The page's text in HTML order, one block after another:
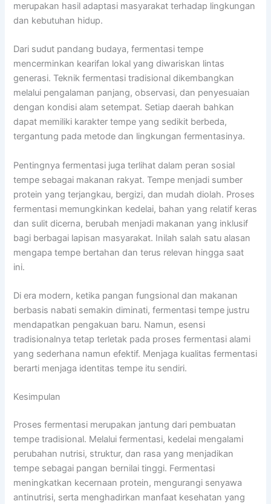
merupakan hasil adaptasi masyarakat terhadap lingkungan
dan kebutuhan hidup.
Dari sudut pandang budaya, fermentasi tempe
mencerminkan kearifan lokal yang diwariskan lintas
generasi. Teknik fermentasi tradisional dikembangkan
melalui pengalaman panjang, observasi, dan penyesuaian
dengan kondisi alam setempat. Setiap daerah bahkan
dapat memiliki karakter tempe yang sedikit berbeda,
tergantung pada metode dan lingkungan fermentasinya.
Pentingnya fermentasi juga terlihat dalam peran sosial
tempe sebagai makanan rakyat. Tempe menjadi sumber
protein yang terjangkau, bergizi, dan mudah diolah. Proses
fermentasi memungkinkan kedelai, bahan yang relatif keras
dan sulit dicerna, berubah menjadi makanan yang inklusif
bagi berbagai lapisan masyarakat. Inilah salah satu alasan
mengapa tempe bertahan dan terus relevan hingga saat
ini.
Di era modern, ketika pangan fungsional dan makanan
berbasis nabati semakin diminati, fermentasi tempe justru
mendapatkan pengakuan baru. Namun, esensi
tradisionalnya tetap terletak pada proses fermentasi alami
yang sederhana namun efektif. Menjaga kualitas fermentasi
berarti menjaga identitas tempe itu sendiri.
Kesimpulan
Proses fermentasi merupakan jantung dari pembuatan
tempe tradisional. Melalui fermentasi, kedelai mengalami
perubahan nutrisi, struktur, dan rasa yang menjadikan
tempe sebagai pangan bernilai tinggi. Fermentasi
meningkatkan kecernaan protein, mengurangi senyawa
antinutrisi, serta menghadirkan manfaat kesehatan yang